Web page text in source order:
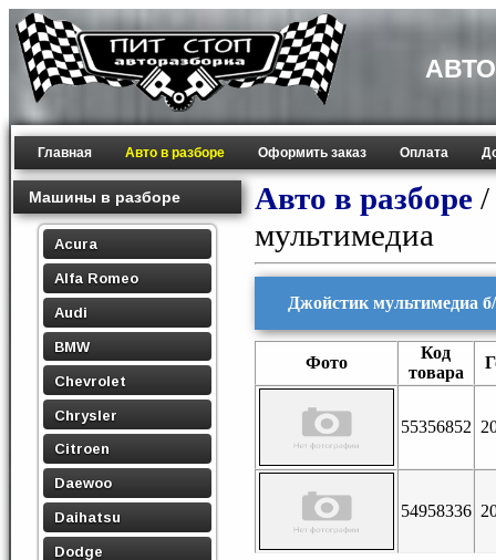
Главная Авто в разборе Оформить заказ Оплата
Машины в разборе
Acura
Alfa Romeo
Audi
BMW
Chevrolet
Chrysler
Citroen
Daewoo
Daihatsu
Dodge
Авто в разборе /
мультимедиа
Джойстик мультимедиа
Фото
Код
товара
55356852
54958336